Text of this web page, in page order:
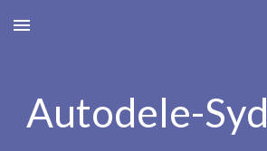
Skip to main content
Autodele-Syd